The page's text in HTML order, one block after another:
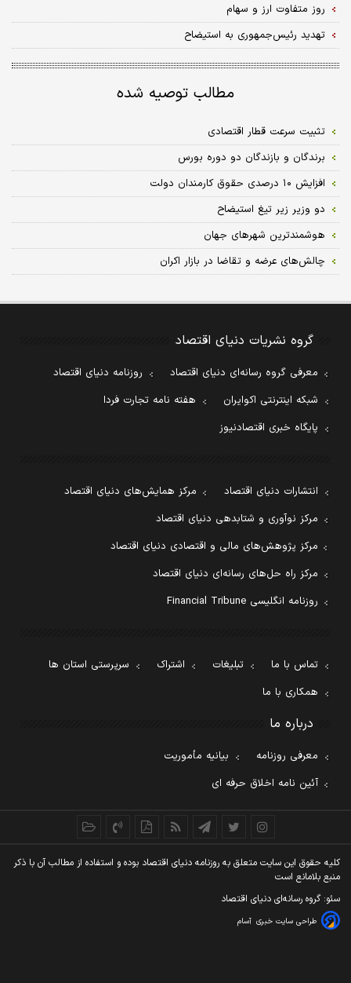
روز متفاوت ارز و سهام
تهدید رئیس‌جمهوری به استیضاح
مطالب توصیه شده
تثبیت سرعت قطار اقتصادی
برندگان و بازندگان دو دوره بورس
افزایش ۱۰ درصدی حقوق کارمندان دولت
دو وزیر زیر تیغ استیضاح
هوشمندترین شهرهای جهان
چالش‌های عرضه و تقاضا در بازار اکران
گروه نشریات دنیای اقتصاد
معرفی گروه رسانه‌ای دنیای اقتصاد
روزنامه دنیای اقتصاد
شبکه اینترنتی اکوایران
هفته نامه تجارت فردا
پایگاه خبری اقتصادنیوز
انتشارات دنیای اقتصاد
مرکز همایش‌های دنیای اقتصاد
مرکز نوآوری و شتابدهی دنیای اقتصاد
مرکز پژوهش‌های مالی و اقتصادی دنیای اقتصاد
مرکز راه حل‌های رسانه‌ای دنیای اقتصاد
روزنامه انگلیسی Financial Tribune
تماس با ما تبلیغات اشتراک
سرپرستی استان ها
همکاری با ما
درباره ما
معرفی روزنامه
بیانیه مأموریت
آئین نامه اخلاق حرفه ای
کليه حقوق اين سايت متعلق به روزنامه دنيای اقتصاد بوده و استفاده از مطالب آن با ذکر
منبع بلامانع است
سئو: گروه رسانه‌ای دنیای اقتصاد
طراحی سایت خبری آسام